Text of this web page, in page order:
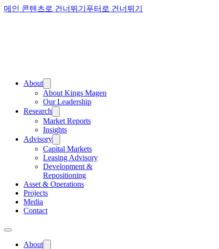
메인 콘텐츠로 건너뛰기 푸터로 건너뛰기
About
About Kings Magen
Our Leadership
Research
Market Reports
Insights
Advisory
Capital Markets
Leasing Advisory
Development &
Repositioning
Asset & Operations
Projects
Media
Contact
About